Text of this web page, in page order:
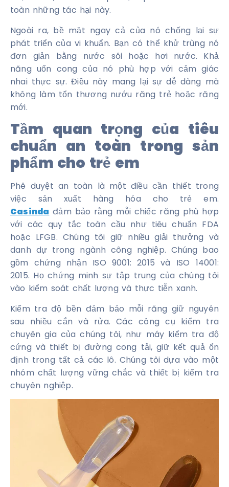
toàn những tác hại này.
Ngoài ra, bề mặt ngay cả của nó chống lại sự
phát triển của vi khuẩn. Bạn có thể khử trùng nó
đơn giản bằng nước sôi hoặc hơi nước. Khả
năng uốn cong của nó phù hợp với cảm giác
nhai thực sự. Điều này mang lại sự dễ dàng mà
không làm tổn thương nướu răng trẻ hoặc răng
mới.
Tầm quan trọng của tiêu
chuẩn an toàn trong sản
phẩm cho trẻ em
Phê duyệt an toàn là một điều cần thiết trong
việc sản xuất hàng hóa cho trẻ em.
Casinda đảm bảo rằng mỗi chiếc răng phù hợp
với các quy tắc toàn cầu như tiêu chuẩn FDA
hoặc LFGB. Chúng tôi giữ nhiều giải thưởng và
danh dự trong ngành công nghiệp. Chúng bao
gồm chứng nhận ISO 9001: 2015 và ISO 14001:
2015. Họ chứng minh sự tập trung của chúng tôi
vào kiểm soát chất lượng và thực tiễn xanh.
Kiểm tra độ bền đảm bảo mỗi răng giữ nguyên
sau nhiều cắn và rửa. Các công cụ kiểm tra
chuyên gia của chúng tôi, như máy kiểm tra độ
cứng và thiết bị đường cong tải, giữ kết quả ổn
định trong tất cả các lô. Chúng tôi dựa vào một
nhóm chất lượng vững chắc và thiết bị kiểm tra
chuyên nghiệp.